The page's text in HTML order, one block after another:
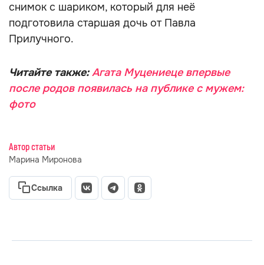
снимок с шариком, который для неё
подготовила старшая дочь от Павла
Прилучного.
Читайте также:Агата Муцениеце впервые
после родов появилась на публике с мужем:
фото
Автор статьи
Марина Миронова
Ссылка